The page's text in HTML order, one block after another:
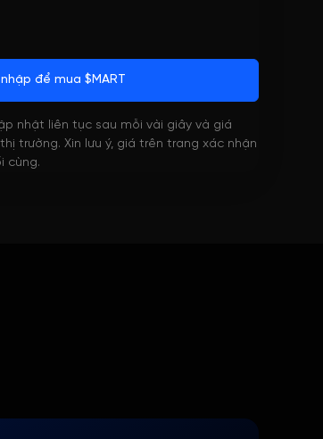
để mua $MART
nhật liên tục sau mỗi vài giây và giá
trường. Xin lưu ý, giá trên trang xác nhận
cùng.